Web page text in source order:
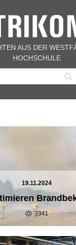
AUS DER
HOCHSCHULE
19.11.2024
3341